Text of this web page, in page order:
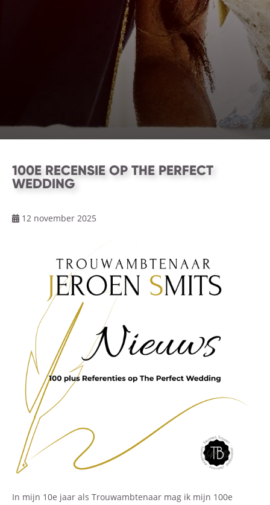
100E RECENSIE OP THE PERFECT
WEDDING
12 november 2025
In mijn 10e jaar als Trouwambtenaar mag ik mijn 100e